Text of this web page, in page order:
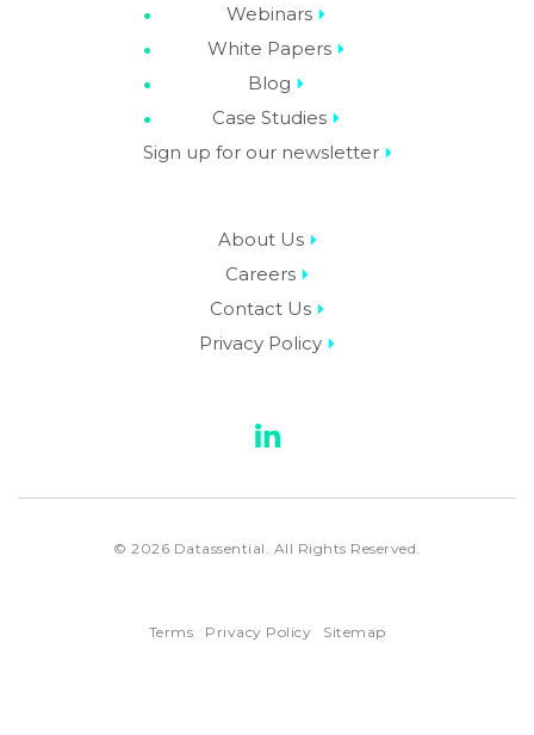
Webinars
White Papers
Blog
Case Studies
Sign up for our newsletter
About Us
Careers
Contact Us
Privacy Policy
LinkedIn
© 2026 Datassential. All Rights Reserved.
Terms Privacy Policy Sitemap